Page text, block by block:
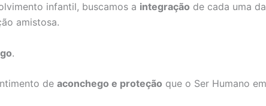
infantil, buscamos a integração de cada uma
amistosa.
.
de aconchego e proteção que o Ser Humano